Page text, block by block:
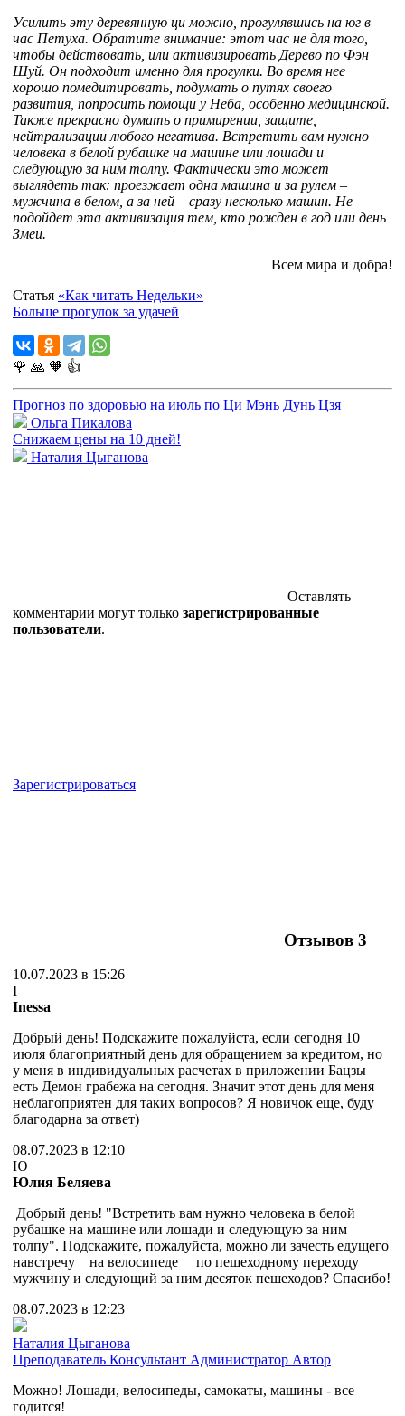
Усилить эту деревянную ци можно, прогулявшись на юг в
час Петуха. Обратите внимание: этот час не для того,
чтобы действовать, или активизировать Дерево по Фэн
Шуй. Он подходит именно для прогулки. Во время нее
хорошо помедитировать, подумать о путях своего
развития, попросить помощи у Неба, особенно медицинской.
Также прекрасно думать о примирении, защите,
нейтрализации любого негатива. Встретить вам нужно
человека в белой рубашке на машине или лошади и
следующую за ним толпу. Фактически это может
выглядеть так: проезжает одна машина и за рулем –
мужчина в белом, а за ней – сразу несколько машин. Не
подойдет эта активизация тем, кто рожден в год или день
Змеи.
Всем мира и добра!
Статья «Как читать Недельки»
Больше прогулок за удачей
🌹 🙏 🧡 👍
Прогноз по здоровью на июль по Ци Мэнь Дунь Цзя
Ольга Пикалова
Снижаем цены на 10 дней!
Наталия Цыганова
Оставлять
комментарии могут только зарегистрированные
пользователи.
Зарегистрироваться
Отзывов 3
10.07.2023 в 15:26
I
Inessa
Добрый день! Подскажите пожалуйста, если сегодня 10
июля благоприятный день для обращением за кредитом, но
у меня в индивидуальных расчетах в приложении Бацзы
есть Демон грабежа на сегодня. Значит этот день для меня
неблагоприятен для таких вопросов? Я новичок еще, буду
благодарна за ответ)
08.07.2023 в 12:10
Ю
Юлия Беляева
Добрый день! "Встретить вам нужно человека в белой
рубашке на машине или лошади и следующую за ним
толпу". Подскажите, пожалуйста, можно ли зачесть едущего
навстречу на велосипеде по пешеходному переходу
мужчину и следующий за ним десяток пешеходов? Спасибо!
08.07.2023 в 12:23
Наталия Цыганова
Преподаватель Консультант Администратор Автор
Можно! Лошади, велосипеды, самокаты, машины - все
годится!